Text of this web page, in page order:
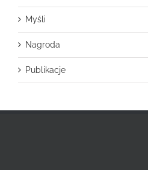
Myśli
Nagroda
Publikacje